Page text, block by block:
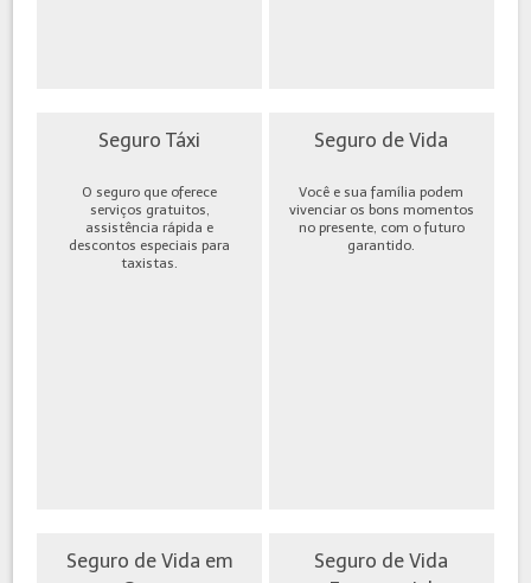
Seguro Táxi
O seguro que oferece
serviços gratuitos,
assistência rápida e
descontos especiais para
taxistas.
Seguro de Vida
Você e sua família podem
vivenciar os bons momentos
no presente, com o futuro
garantido.
Seguro de Vida em
Seguro de Vida